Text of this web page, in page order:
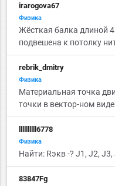
irarogova67
Физика
Жёсткая балка длиной
подвешена к потолку
rebrik_dmitry
Физика
Материальная точка
точки в вектор-ном
llllllllll6778
Физика
Найти: Rэкв -? J1, J2,
83847Fg